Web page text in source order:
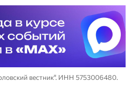
вестник". ИНН 5753006480.